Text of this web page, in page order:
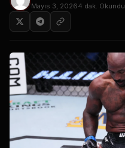
Mayıs 3, 20264 dak. Okundu